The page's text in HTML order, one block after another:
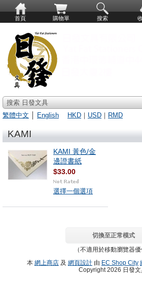
首頁 購物單 搜索
搜索 日發文具
繁體中文
English HKD ｜ USD ｜ RMD
KAMI
KAMI 黃色/金
邊證書紙
$33.00
選擇一個選項
切換至正常模式
（不適用於移動瀏覽器優
本 網上商店 及 網頁設計 由 EC Shop City
Copyright 2026 日發文